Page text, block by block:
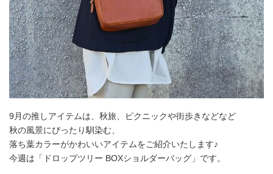
9月の推しアイテムは、秋旅、ピクニックや街歩きなどなど
秋の風景にぴったり馴染む、
落ち葉カラーがかわいいアイテムをご紹介いたします♪
今週は「ドロップツリー BOXショルダーバッグ」です。